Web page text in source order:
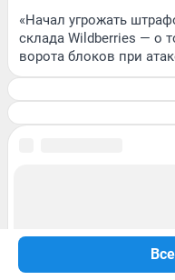
«Начал угрожать
склада Wildberries — о
ворота блоков при